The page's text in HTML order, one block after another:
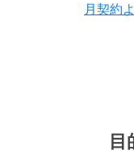
月契約